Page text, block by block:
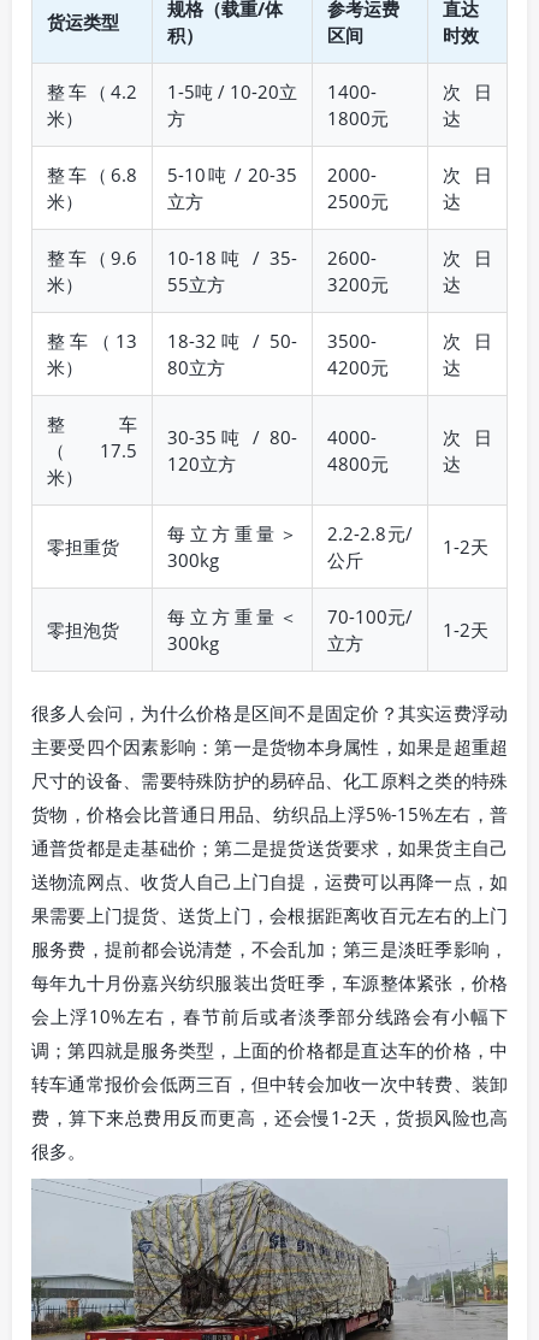
货运类型
规格（载重/体
积）
参考运费
区间
直达
时效
整车（4.2
米）
1-5吨 / 10-20立
方
1400-
1800元
次日
达
整车（6.8
米）
5-10吨 / 20-35
立方
2000-
2500元
次日
达
整车（9.6
米）
10-18吨 / 35-
55立方
2600-
3200元
次日
达
整车（13
米）
18-32吨 / 50-
80立方
3500-
4200元
次日
达
整车
（17.5
米）
30-35吨 / 80-
120立方
4000-
4800元
次日
达
零担重货
每立方重量＞
300kg
2.2-2.8元/
公斤
1-2天
零担泡货
每立方重量＜
300kg
70-100元/
立方
1-2天
很多人会问，为什么价格是区间不是固定价？其实运费浮动
主要受四个因素影响：第一是货物本身属性，如果是超重超
尺寸的设备、需要特殊防护的易碎品、化工原料之类的特殊
货物，价格会比普通日用品、纺织品上浮5%-15%左右，普
通普货都是走基础价；第二是提货送货要求，如果货主自己
送物流网点、收货人自己上门自提，运费可以再降一点，如
果需要上门提货、送货上门，会根据距离收百元左右的上门
服务费，提前都会说清楚，不会乱加；第三是淡旺季影响，
每年九十月份嘉兴纺织服装出货旺季，车源整体紧张，价格
会上浮10%左右，春节前后或者淡季部分线路会有小幅下
调；第四就是服务类型，上面的价格都是直达车的价格，中
转车通常报价会低两三百，但中转会加收一次中转费、装卸
费，算下来总费用反而更高，还会慢1-2天，货损风险也高
很多。